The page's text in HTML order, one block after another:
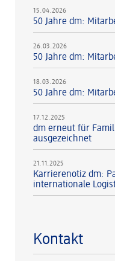
15.04.2026
50 Jahre dm:
26.03.2026
50 Jahre dm:
18.03.2026
50 Jahre dm:
17.12.2025
dm erneut für
ausgezeichnet
21.11.2025
Karrierenotiz dm:
internationale
Kontakt